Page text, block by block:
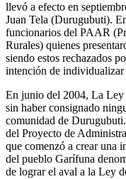
llevó a efecto en
Juan Tela (Durugubuti).
funcionarios del PAAR
Rurales) quienes
siendo estos rechazados
intención de
En junio del 2004, La Ley
sin haber consignado
comunidad de
del Proyecto de
que comenzó a crear una
del pueblo Garífuna
de lograr el aval a la Ley